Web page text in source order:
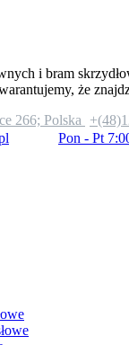
i bram
że
266; Polska
Pon - Pt